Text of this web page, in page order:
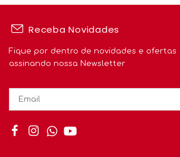
Receba Novidades
Fique por dentro de novidades e ofertas
assinando nossa Newsletter